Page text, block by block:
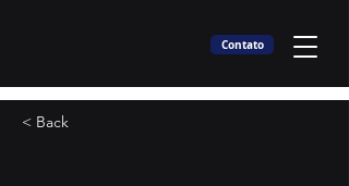
Contato
< Back